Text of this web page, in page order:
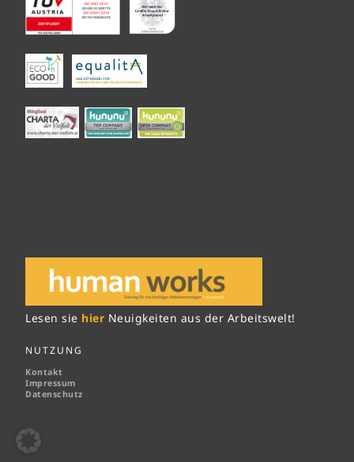
Lesen sie hier Neuigkeiten aus der Arbeitswelt!
NUTZUNG
Kontakt
Impressum
Datenschutz